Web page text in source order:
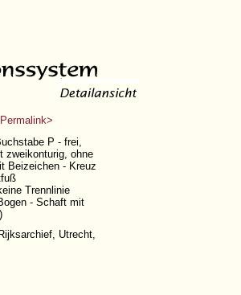
P - frei,
zweikonturig, ohne
Beizeichen - Kreuz
Trennlinie
- Schaft mit
Utrecht,